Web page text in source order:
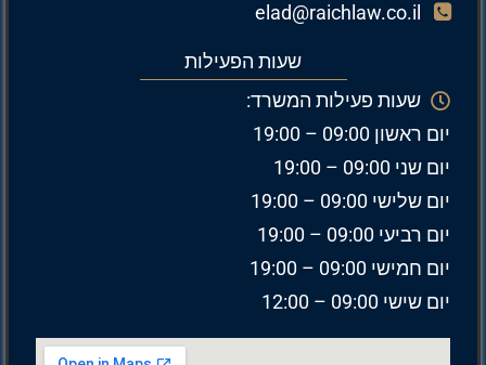
elad@raichlaw.co.il
שעות הפעילות
שעות פעילות המשרד:
יום ראשון 09:00 – 19:00
יום שני 09:00 – 19:00
יום שלישי 09:00 – 19:00
יום רביעי 09:00 – 19:00
יום חמישי 09:00 – 19:00
יום שישי 09:00 – 12:00